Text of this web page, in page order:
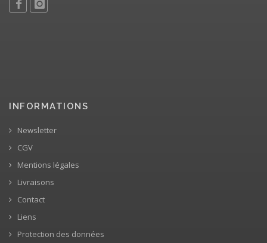
INFORMATIONS
Newsletter
CGV
Mentions légales
Livraisons
Contact
Liens
Protection des données